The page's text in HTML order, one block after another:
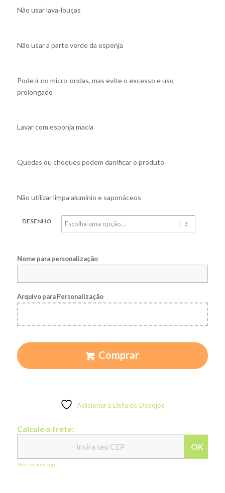
Não usar lava-louças
Não usar a parte verde da esponja
Pode ir no micro-ondas, mas evite o excesso e uso
prolongado
Lavar com esponja macia
Quedas ou choques podem danificar o produto
Não utilizar limpa alumínio e saponáceos
DESENHO
Nome para personalização
Arquivo para Personalização
Comprar
Adicionar à Lista de Desejos
Calcule o frete:
OK
Não sei meu cep